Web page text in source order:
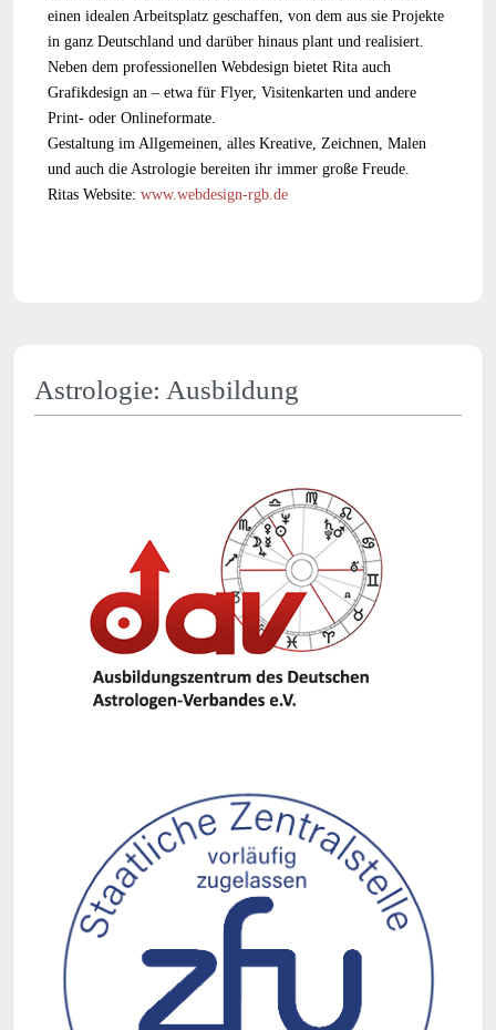
einen idealen Arbeitsplatz geschaffen, von dem aus sie Projekte
in ganz Deutschland und darüber hinaus plant und realisiert.
Neben dem professionellen Webdesign bietet Rita auch
Grafikdesign an – etwa für Flyer, Visitenkarten und andere
Print- oder Onlineformate.
Gestaltung im Allgemeinen, alles Kreative, Zeichnen, Malen
und auch die Astrologie bereiten ihr immer große Freude.
Ritas Website: www.webdesign-rgb.de
Astrologie: Ausbildung